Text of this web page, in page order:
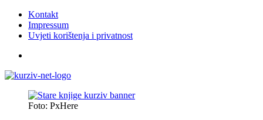
Kontakt
Impressum
Uvjeti korištenja i privatnost
Foto: PxHere